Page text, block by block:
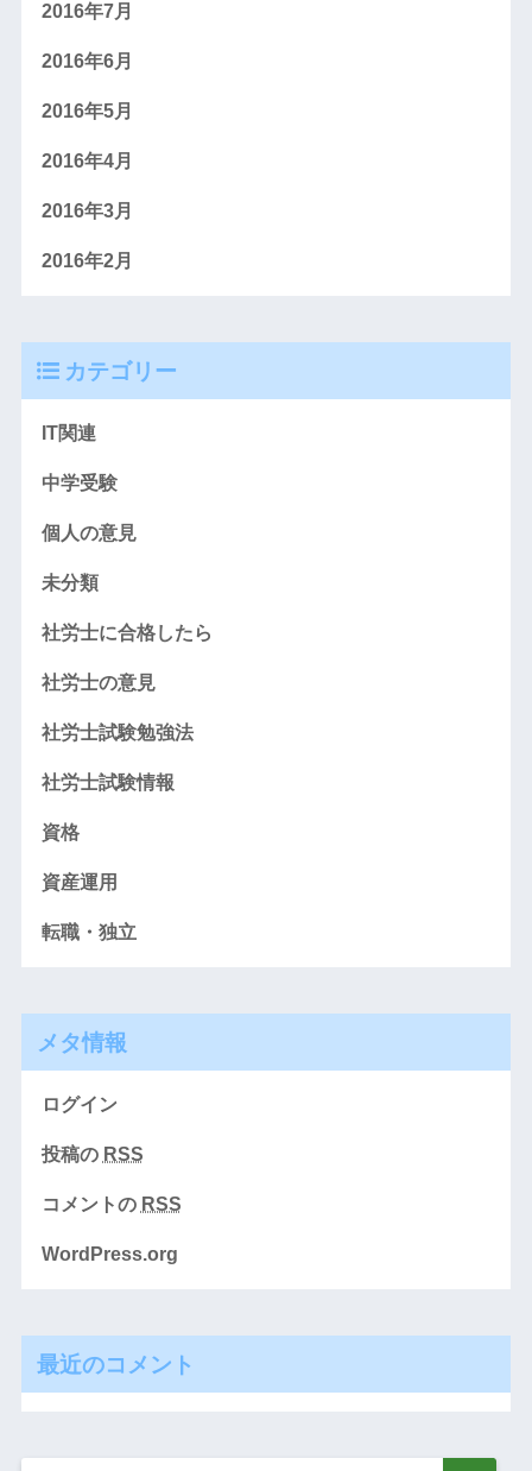
2016年7月
2016年6月
2016年5月
2016年4月
2016年3月
2016年2月
カテゴリー
IT関連
中学受験
個人の意見
未分類
社労士に合格したら
社労士の意見
社労士試験勉強法
社労士試験情報
資格
資産運用
転職・独立
メタ情報
ログイン
投稿の RSS
コメントの RSS
WordPress.org
最近のコメント